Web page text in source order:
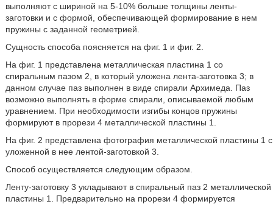
выполняют с шириной на 5-10% больше толщины ленты-
заготовки и с формой, обеспечивающей формирование в нем
пружины с заданной геометрией.
Сущность способа поясняется на фиг. 1 и фиг. 2.
На фиг. 1 представлена металлическая пластина 1 со
спиральным пазом 2, в который уложена лента-заготовка 3; в
данном случае паз выполнен в виде спирали Архимеда. Паз
возможно выполнять в форме спирали, описываемой любым
уравнением. При необходимости изгибы концов пружины
формируют в прорези 4 металлической пластины 1.
На фиг. 2 представлена фотография металлической пластины 1 с
уложенной в нее лентой-заготовкой 3.
Способ осуществляется следующим образом.
Ленту-заготовку 3 укладывают в спиральный паз 2 металлической
пластины 1. Предварительно на прорези 4 формируется